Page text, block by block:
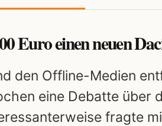
Euro einen neuen
den Offline-Medien
eine Debatte über
fragte